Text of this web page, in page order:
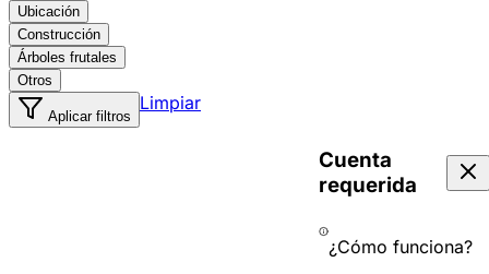
Ubicación
Construcción
Árboles frutales
Otros
Aplicar filtros
Limpiar
Cuenta
requerida
¿Cómo funciona?